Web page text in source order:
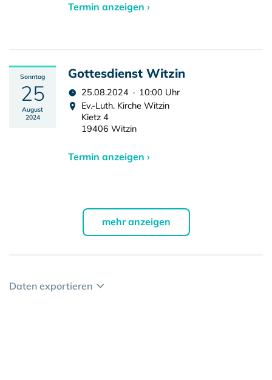
Termin anzeigen ›
Sonntag
25
August
2024
Gottesdienst Witzin
25.08.2024 · 10:00 Uhr
Ev.-Luth. Kirche Witzin
Kietz 4
19406 Witzin
Termin anzeigen ›
mehr anzeigen
Daten exportieren